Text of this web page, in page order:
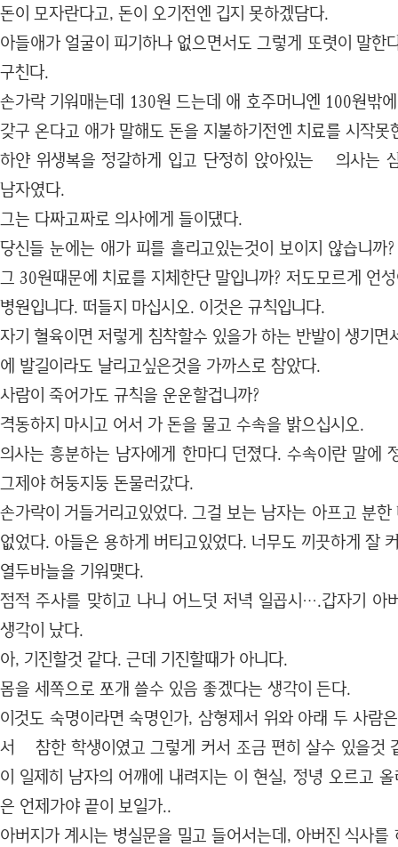
돈이 모자란다고, 돈이 오기전엔 깁지 못하겠담다.
아들애가 얼굴이 피기하나 없으면서도 그렇게 또렷이 말한
구친다.
손가락 기워매는데 130원 드는데 애 호주머니엔 100원밖
갖구 온다고 애가 말해도 돈을 지불하기전엔 치료를 시작
하얀 위생복을 정갈하게 입고 단정히 앉아있는 의사는
남자였다.
그는 다짜고짜로 의사에게 들이댔다.
당신들 눈에는 애가 피를 흘리고있는것이 보이지 않습니까
그 30원때문에 치료를 지체한단 말입니까? 저도모르게 언
병원입니다. 떠들지 마십시오. 이것은 규칙입니다.
자기 혈육이면 저렇게 침착할수 있을가 하는 반발이 생기
에 발길이라도 날리고싶은것을 가까스로 참았다.
사람이 죽어가도 규칙을 운운할겁니까?
격동하지 마시고 어서 가 돈을 물고 수속을 밝으십시오.
의사는 흥분하는 남자에게 한마디 던졌다. 수속이란 말에
그제야 허둥지둥 돈물러갔다.
손가락이 거들거리고있었다. 그걸 보는 남자는 아프고 분
없었다. 아들은 용하게 버티고있었다. 너무도 끼끗하게 잘
열두바늘을 기워맺다.
점적 주사를 맞히고 나니 어느덧 저녁 일곱시….갑자기 아
생각이 났다.
아, 기진할것 같다. 근데 기진할때가 아니다.
몸을 세쪽으로 쪼개 쓸수 있음 좋겠다는 생각이 든다.
이것도 숙명이라면 숙명인가, 삼형제서 위와 아래 두 사람
서 참한 학생이였고 그렇게 커서 조금 편히 살수 있을것
이 일제히 남자의 어깨에 내려지는 이 현실, 정녕 오르고
은 언제가야 끝이 보일가..
아버지가 계시는 병실문을 밀고 들어서는데, 아버진 식사